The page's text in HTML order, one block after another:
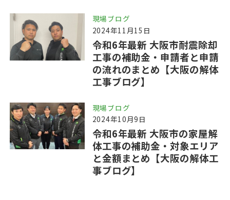
現場ブログ
2024年11月15日
令和6年最新 大阪市耐震除却
工事の補助金・申請者と申請
の流れのまとめ【大阪の解体
工事ブログ】
現場ブログ
2024年10月9日
令和6年最新 大阪市の家屋解
体工事の補助金・対象エリア
と金額まとめ【大阪の解体工
事ブログ】